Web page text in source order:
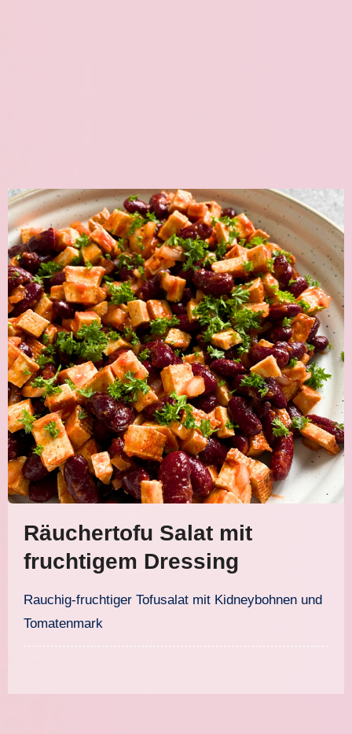
Räuchertofu Salat mit
fruchtigem Dressing
Rauchig-fruchtiger Tofusalat mit Kidneybohnen und
Tomatenmark